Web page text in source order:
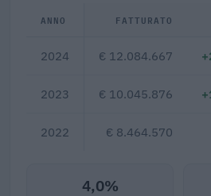
ANNO FATTURATO
2024 € 12.084.667
2023 € 10.045.876
2022 € 8.464.570
4,0%